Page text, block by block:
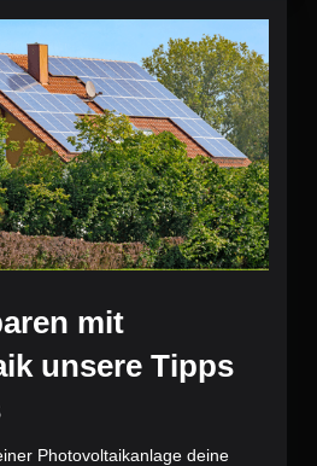
mit
unsere Tipps
Photovoltaikanlage deine